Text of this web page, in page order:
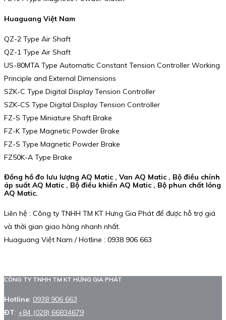
Huaguang Việt Nam
QZ-2 Type Air Shaft
QZ-1 Type Air Shaft
US-80MTA Type Automatic Constant Tension Controller Working
Principle and External Dimensions
SZK-C Type Digital Display Tension Controller
SZK-CS Type Digital Display Tension Controller
FZ-S Type Miniature Shaft Brake
FZ-K Type Magnetic Powder Brake
FZ-S Type Magnetic Powder Brake
FZ50K-A Type Brake
Đồng hồ đo lưu lượng AQ Matic , Van AQ Matic , Bộ điều chỉnh
áp suất AQ Matic , Bộ điều khiển AQ Matic , Bộ phun chất lỏng
AQ Matic.
Liên hệ : Công ty TNHH TM KT Hưng Gia Phát để được hỗ trợ giá
và thời gian giao hàng nhanh nhất.
Huaguang Việt Nam / Hotline : 0938 906 663
CÔNG TY TNHH TM KT HƯNG GIA PHÁT
Hotline: 0938 906 663
ĐT: +84 (028) 66834679